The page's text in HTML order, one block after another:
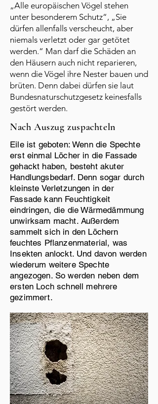
„Alle europäischen Vögel stehen
unter besonderem Schutz“, „Sie
dürfen allenfalls verscheucht, aber
niemals verletzt oder gar getötet
werden.“ Man darf die Schäden an
den Häusern auch nicht reparieren,
wenn die Vögel ihre Nester bauen und
brüten. Denn dabei dürfen sie laut
Bundesnaturschutzgesetz keinesfalls
gestört werden.
Nach Auszug zuspachteln
Eile ist geboten: Wenn die Spechte
erst einmal Löcher in die Fassade
gehackt haben, besteht akuter
Handlungsbedarf. Denn sogar durch
kleinste Verletzungen in der
Fassade kann Feuchtigkeit
eindringen, die die Wärmedämmung
unwirksam macht. Außerdem
sammelt sich in den Löchern
feuchtes Pflanzenmaterial, was
Insekten anlockt. Und davon werden
wiederum weitere Spechte
angezogen. So werden neben dem
ersten Loch schnell mehrere
gezimmert.